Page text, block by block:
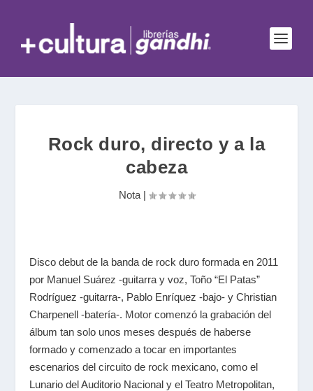
Rock duro, directo y a la
cabeza
Nota|
Disco debut de la banda de rock duro formada en 2011
por Manuel Suárez -guitarra y voz, Toño “El Patas”
Rodríguez -guitarra-, Pablo Enríquez -bajo- y Christian
Charpenell -batería-. Motor comenzó la grabación del
álbum tan solo unos meses después de haberse
formado y comenzado a tocar en importantes
escenarios del circuito de rock mexicano, como el
Lunario del Auditorio Nacional y el Teatro Metropolitan,